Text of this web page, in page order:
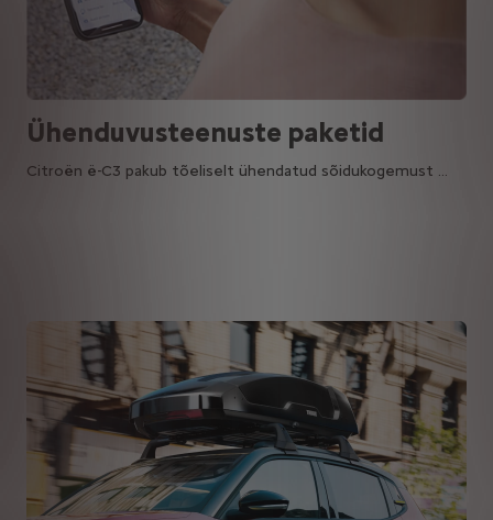
Ühenduvusteenuste paketid
Citroën ë-C3 pakub tõeliselt ühendatud sõidukogemust …